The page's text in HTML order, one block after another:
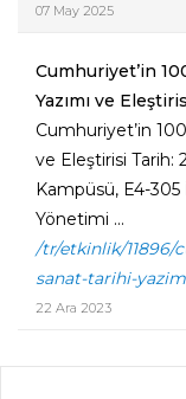
07 May 2025
Cumhuriyet’in
Yazımı ve
Cumhuriyet’in
ve Eleştirisi Tarih:
Kampüsü, E4-
Yönetimi ...
/tr/etkinlik/11896/
sanat-tarihi-
22 Ara 2023